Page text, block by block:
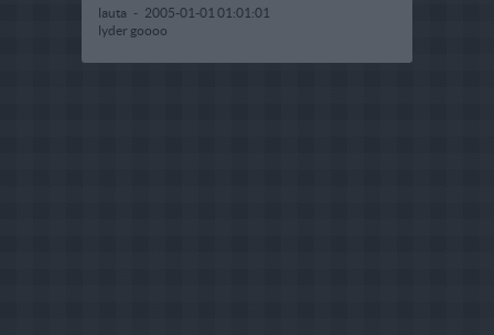
lauta - 2005-01-01 01:01:01
lyder goooo